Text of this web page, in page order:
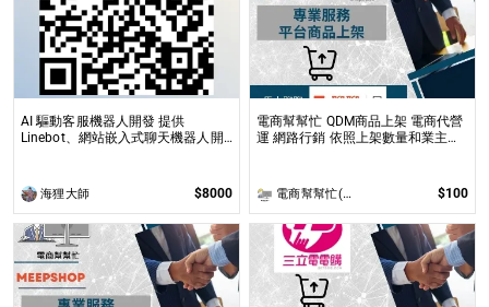
AI 驅動客服機器人開發 提供
Linebot、網站嵌入式聊天機器人開
海狸大師 $8000
電商幫幫忙 QDM商品上架 電商代營
運 網路行銷 依照上架數量和業主討
電商幫幫忙(電商平台代營運/電商上架/運營策略/網路行銷) $100